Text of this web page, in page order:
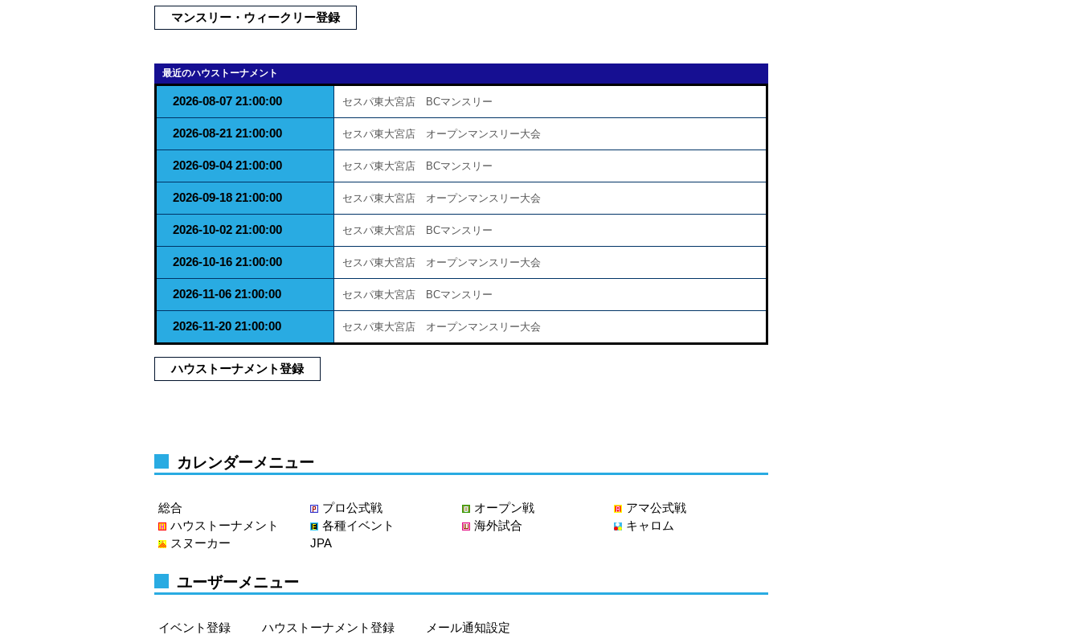
マンスリー・ウィークリー登録
最近のハウストーナメント
2026-08-07 21:00:00 セスパ東大宮店 BCマンスリー
2026-08-21 21:00:00 セスパ東大宮店 オープンマンスリー大会
2026-09-04 21:00:00 セスパ東大宮店 BCマンスリー
2026-09-18 21:00:00 セスパ東大宮店 オープンマンスリー大会
2026-10-02 21:00:00 セスパ東大宮店 BCマンスリー
2026-10-16 21:00:00 セスパ東大宮店 オープンマンスリー大会
2026-11-06 21:00:00 セスパ東大宮店 BCマンスリー
2026-11-20 21:00:00 セスパ東大宮店 オープンマンスリー大会
ハウストーナメント登録
カレンダーメニュー
総合 プロ公式戦 オープン戦
アマ公式戦
ハウストーナメント
各種イベント 海外試合
キャロム
スヌーカー
JPA
ユーザーメニュー
イベント登録 ハウストーナメント登録 メール通知設定